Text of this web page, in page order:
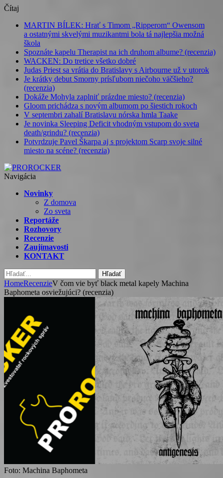
Čítaj
MARTIN BÍLEK: Hrať s Timom „Ripperom“ Owensom
a ostatnými skvelými muzikantmi bola tá najlepšia možná
škola
Spoznáte kapelu Therapist na ich druhom albume? (recenzia)
WACKEN: Do tretice všetko dobré
Judas Priest sa vrátia do Bratislavy s Airbourne už v utorok
Je krátky debut Smorny prísľubom niečoho väčšieho?
(recenzia)
Dokáže Mohyla zaplniť prázdne miesto? (recenzia)
Gloom prichádza s novým albumom po šiestich rokoch
V septembri zahalí Bratislavu nórska hmla Taake
Je novinka Sleeping Deficit vhodným vstupom do sveta
death/grindu? (recenzia)
Potvrdzuje Pavel Škarpa aj s projektom Scarp svoje silné
miesto na scéne? (recenzia)
Navigácia
Novinky
Z domova
Zo sveta
Reportáže
Rozhovory
Recenzie
Zaujímavosti
KONTAKT
Hľadať
HomeRecenzieV čom vie byť black metal kapely Machina
Baphometa osviežujúci? (recenzia)
Foto: Machina Baphometa